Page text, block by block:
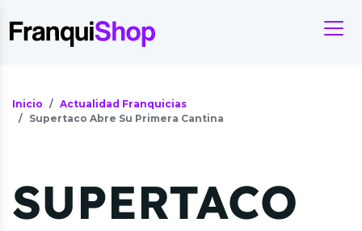
Inicio
Actualidad Franquicias
Supertaco Abre Su Primera Cantina
SUPERTACO